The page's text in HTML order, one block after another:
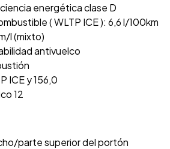
energética clase D
( WLTP ICE ): 6,6 l/100km
l (mixto)
antivuelco
ICE y 156,0
12
parte superior del portón